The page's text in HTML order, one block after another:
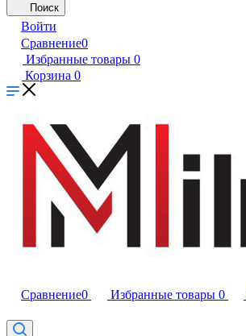
Поиск
Войти
Сравнение0
Избранные товары 0
Корзина 0
Сравнение0 Избранные товары 0